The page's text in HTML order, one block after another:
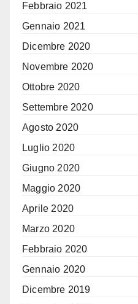
Febbraio 2021
Gennaio 2021
Dicembre 2020
Novembre 2020
Ottobre 2020
Settembre 2020
Agosto 2020
Luglio 2020
Giugno 2020
Maggio 2020
Aprile 2020
Marzo 2020
Febbraio 2020
Gennaio 2020
Dicembre 2019